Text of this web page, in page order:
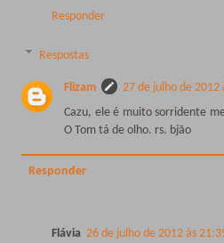
Responder
Respostas
Flizam
27 de julho de 2012
Cazu, ele é muito sorridente
O Tom tá de olho. rs. bjão
Responder
Flávia 26 de julho de 2012 às